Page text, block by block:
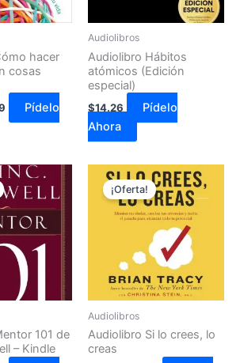
hacer
cosas
Pídelo
Audiolibros
Audiolibro Hábitos
atómicos (Edición
especial)
$14.26
Pídelo
Ahora
101 de
– Kindle
El
precio
actual
es:
$5.49.
¡Oferta!
Audiolibros
Audiolibro Si lo crees, lo
creas
El
precio
original
era:
$14.95.
El
precio
actual
es:
$11.99.